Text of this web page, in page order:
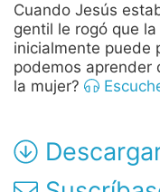
Cuando Jesús
gentil le rogó que
inicialmente puede
podemos aprender
la mujer?